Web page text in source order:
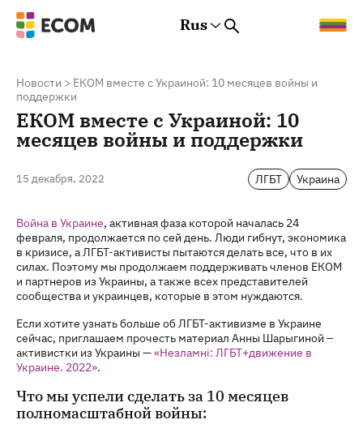
Rus
Новости > ЕКОМ вместе с Украиной: 10 месяцев войны и
поддержки
ЕКОМ вместе с Украиной: 10
месяцев войны и поддержки
15 декабря, 2022 ЛГБТ Украина
Война в Украине, активная фаза которой началась 24
февраля, продолжается по сей день. Люди гибнут, экономика
в кризисе, а ЛГБТ-активисты пытаются делать все, что в их
силах. Поэтому мы продолжаем поддерживать членов ЕКОМ
и партнеров из Украины, а также всех представителей
сообщества и украинцев, которые в этом нуждаются.
Если хотите узнать больше об ЛГБТ-активизме в Украине
сейчас, приглашаем прочесть материал Анны Шарыгиной –
активистки из Украины —«Незламні: ЛГБТ+движение в
Украине. 2022».
Что мы успели сделать за 10 месяцев
полномасштабной войны: